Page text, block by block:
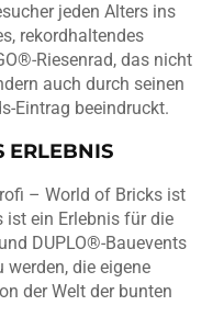
jeden Alters ins
rekordhaltendes
Riesenrad, das nicht
auch durch seinen
Eintrag beeindruckt.
ERLEBNIS
– World of Bricks ist
ist ein Erlebnis für die
DUPLO®-Bauevents
werden, die eigene
der Welt der bunten